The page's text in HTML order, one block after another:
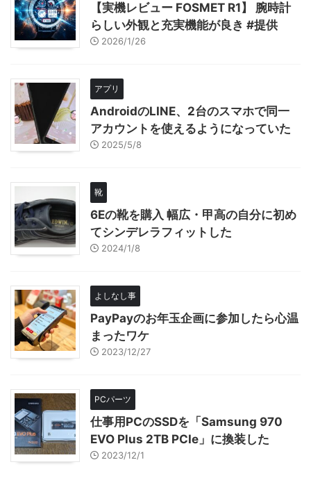
【実機レビュー FOSMET R1】 腕時計
らしい外観と充実機能が良き #提供
2026/1/26
アプリ
AndroidのLINE、2台のスマホで同一
アカウントを使えるようになっていた
2025/5/8
靴
6Eの靴を購入 幅広・甲高の自分に初め
てシンデレラフィットした
2024/1/8
よしなし事
PayPayのお年玉企画に参加したら心温
まったワケ
2023/12/27
PCパーツ
仕事用PCのSSDを「Samsung 970
EVO Plus 2TB PCIe」に換装した
2023/12/1